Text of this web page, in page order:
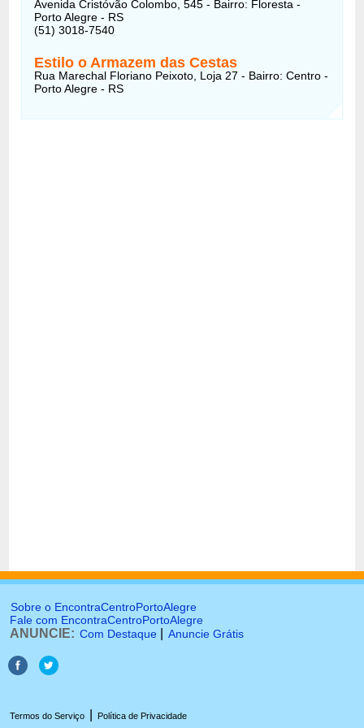
Avenida Cristóvão Colombo, 545 - Bairro: Floresta -
Porto Alegre - RS
(51) 3018-7540
Estilo o Armazem das Cestas
Rua Marechal Floriano Peixoto, Loja 27 - Bairro: Centro -
Porto Alegre - RS
Sobre o EncontraCentroPortoAlegre
Fale com EncontraCentroPortoAlegre
ANUNCIE: Com Destaque Anuncie Grátis
Termos do Serviço Política de Privacidade